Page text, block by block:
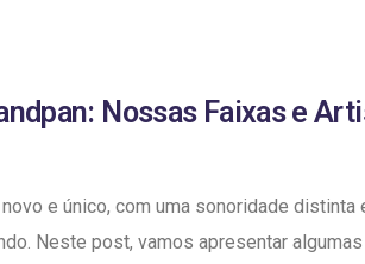
Nossas Faixas e
e único, com uma sonoridade distinta
Neste post, vamos apresentar